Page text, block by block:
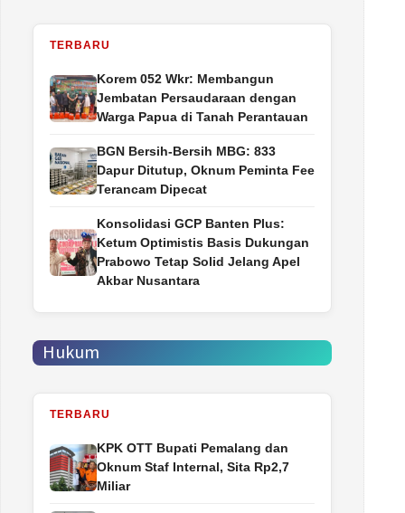
TERBARU
Korem 052 Wkr: Membangun
Jembatan Persaudaraan dengan
Warga Papua di Tanah Perantauan
BGN Bersih-Bersih MBG: 833
Dapur Ditutup, Oknum Peminta Fee
Terancam Dipecat
Konsolidasi GCP Banten Plus:
Ketum Optimistis Basis Dukungan
Prabowo Tetap Solid Jelang Apel
Akbar Nusantara
Hukum
TERBARU
‎KPK OTT Bupati Pemalang dan
Oknum Staf Internal, Sita Rp2,7
Miliar